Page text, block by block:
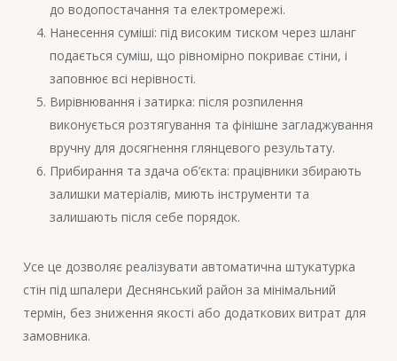
до водопостачання та електромережі.
Нанесення суміші: під високим тиском через шланг
подається суміш, що рівномірно покриває стіни, і
заповнює всі нерівності.
Вирівнювання і затирка: після розпилення
виконується розтягування та фінішне загладжування
вручну для досягнення глянцевого результату.
Прибирання та здача об’єкта: працівники збирають
залишки матеріалів, миють інструменти та
залишають після себе порядок.
Усе це дозволяє реалізувати автоматична штукатурка
стін під шпалери Деснянський район за мінімальний
термін, без зниження якості або додаткових витрат для
замовника.